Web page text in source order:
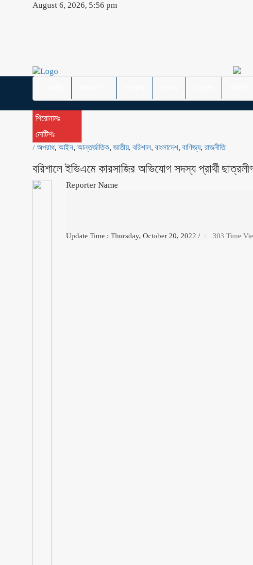
August 6, 2026, 5:56 pm
শিরোনামঃ
নোটিশঃ
/ অপরাধ, আইন, আন্তর্জাতিক, জাতীয়, বরিশাল, বাংলাদেশ, বাণিজ্য, রাজনীতি
বরিশালে ইভিএমে কারসাজির অভিযোগ সদস্য প্রার্থী
Reporter Name
Update Time : Thursday, October 20, 2022 / 303 Time